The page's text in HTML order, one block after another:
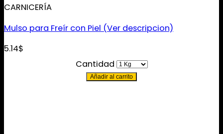
CARNICERÍA
Mulso para Freír con Piel (Ver descripcion)
5.14$
Cantidad
Añadir al carrito